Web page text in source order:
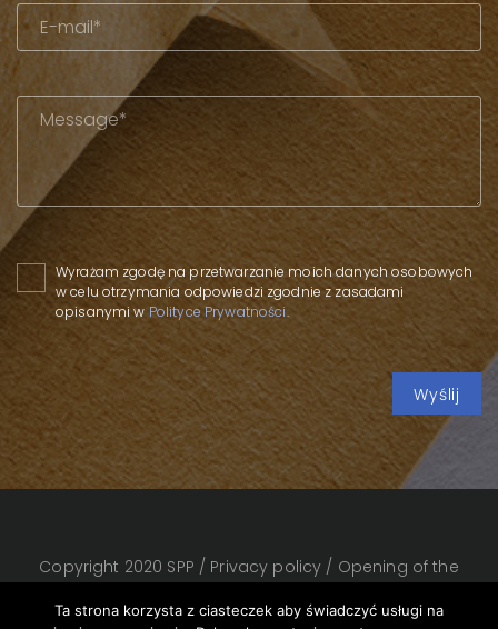
Please leave this field empty.
Wyrażam zgodę na przetwarzanie moich danych osobowych
w celu otrzymania odpowiedzi zgodnie z zasadami
opisanymi w Polityce Prywatności.
Copyright 2020 SPP / Privacy policy / Opening of the
(“Understanding Paper”) by Agnieszka Andruszkiewicz,
Ta strona korzysta z ciasteczek aby świadczyć usługi na